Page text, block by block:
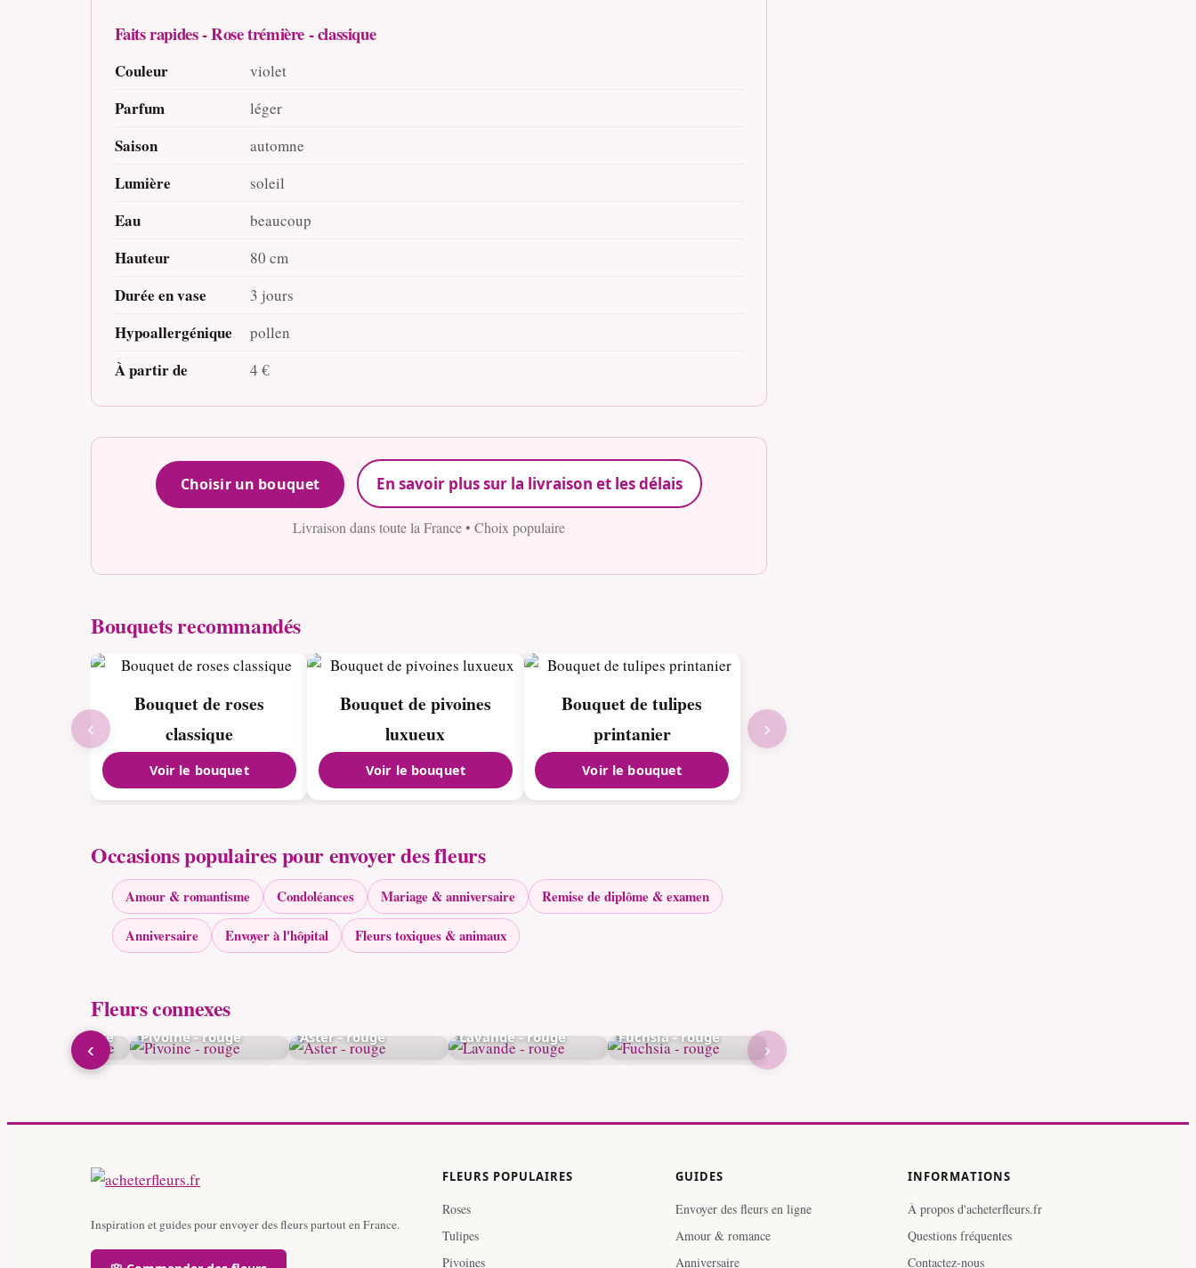
Faits rapides - Rose trémière - classique
Couleur violet
Parfum léger
Saison automne
Lumière soleil
Eau beaucoup
Hauteur 80 cm
Durée en vase 3 jours
Hypoallergénique pollen
À partir de 4 €
Choisir un bouquet En savoir plus sur la livraison et les délais
Livraison dans toute la France • Choix populaire
Bouquets recommandés
Bouquet de roses
classique
Voir le bouquet
Bouquet de pivoines
luxueux
Voir le bouquet
Bouquet de tulipes
printanier
Voir le bouquet
‹ ›
Occasions populaires pour envoyer des fleurs
Amour & romantisme Condoléances Mariage & anniversaire Remise de diplôme & examen
Anniversaire Envoyer à l'hôpital Fleurs toxiques & animaux
Fleurs connexes
- classique Pivoine - rouge Aster - rouge Lavande - rouge Fuchsia - rouge
‹ ›
Inspiration et guides pour envoyer des fleurs partout en France.
FLEURS POPULAIRES
Roses
Tulipes
Pivoines
GUIDES
Envoyer des fleurs en ligne
Amour & romance
Anniversaire
INFORMATIONS
À propos d'acheterfleurs.fr
Questions fréquentes
Contactez-nous